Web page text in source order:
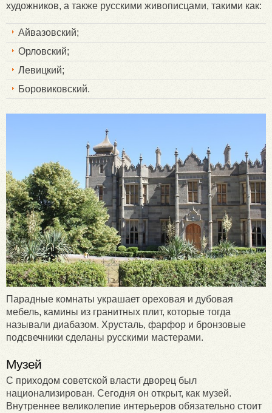
художников, а также русскими живописцами, такими как:
Айвазовский;
Орловский;
Левицкий;
Боровиковский.
Парадные комнаты украшает ореховая и дубовая
мебель, камины из гранитных плит, которые тогда
называли диабазом. Хрусталь, фарфор и бронзовые
подсвечники сделаны русскими мастерами.
Музей
С приходом советской власти дворец был
национализирован. Сегодня он открыт, как музей.
Внутреннее великолепие интерьеров обязательно стоит